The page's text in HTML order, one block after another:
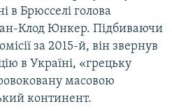
в Брюсселі голова
Клод Юнкер. Підбиваючи
за 2015-й, він звернув
в Україні, «грецьку
масовою
континент.